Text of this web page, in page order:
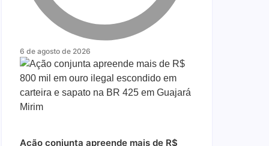
6 de agosto de 2026
Ação conjunta apreende mais de R$